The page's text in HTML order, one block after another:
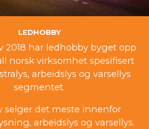
LEDHOBBY
2018 har ledhobby byget opp
norsk virksomhet spesifisert
arbeidslys og varsellys
segmentet.
selger det meste innenfor
arbeidslys og varsellys.